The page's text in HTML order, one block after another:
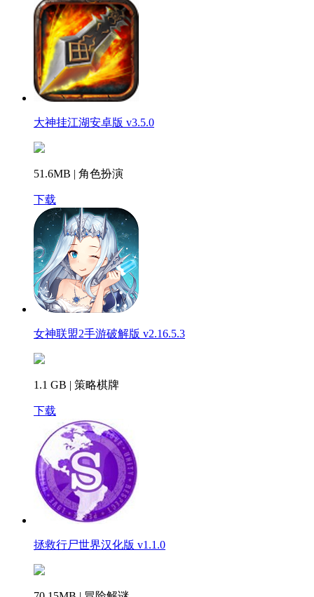
大神挂江湖安卓版 v3.5.0
51.6MB | 角色扮演
下载
女神联盟2手游破解版 v2.16.5.3
1.1 GB | 策略棋牌
下载
拯救行尸世界汉化版 v1.1.0